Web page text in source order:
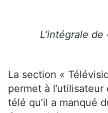
L’intégrale
La section «
permet à
télé qu’il a manqué